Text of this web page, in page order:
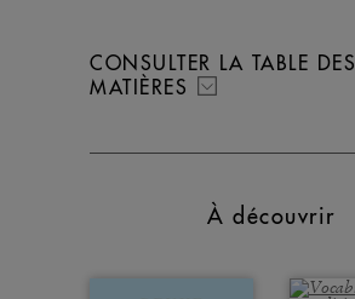
CONSULTER LA TABLE DES
MATIÈRES
À découvrir